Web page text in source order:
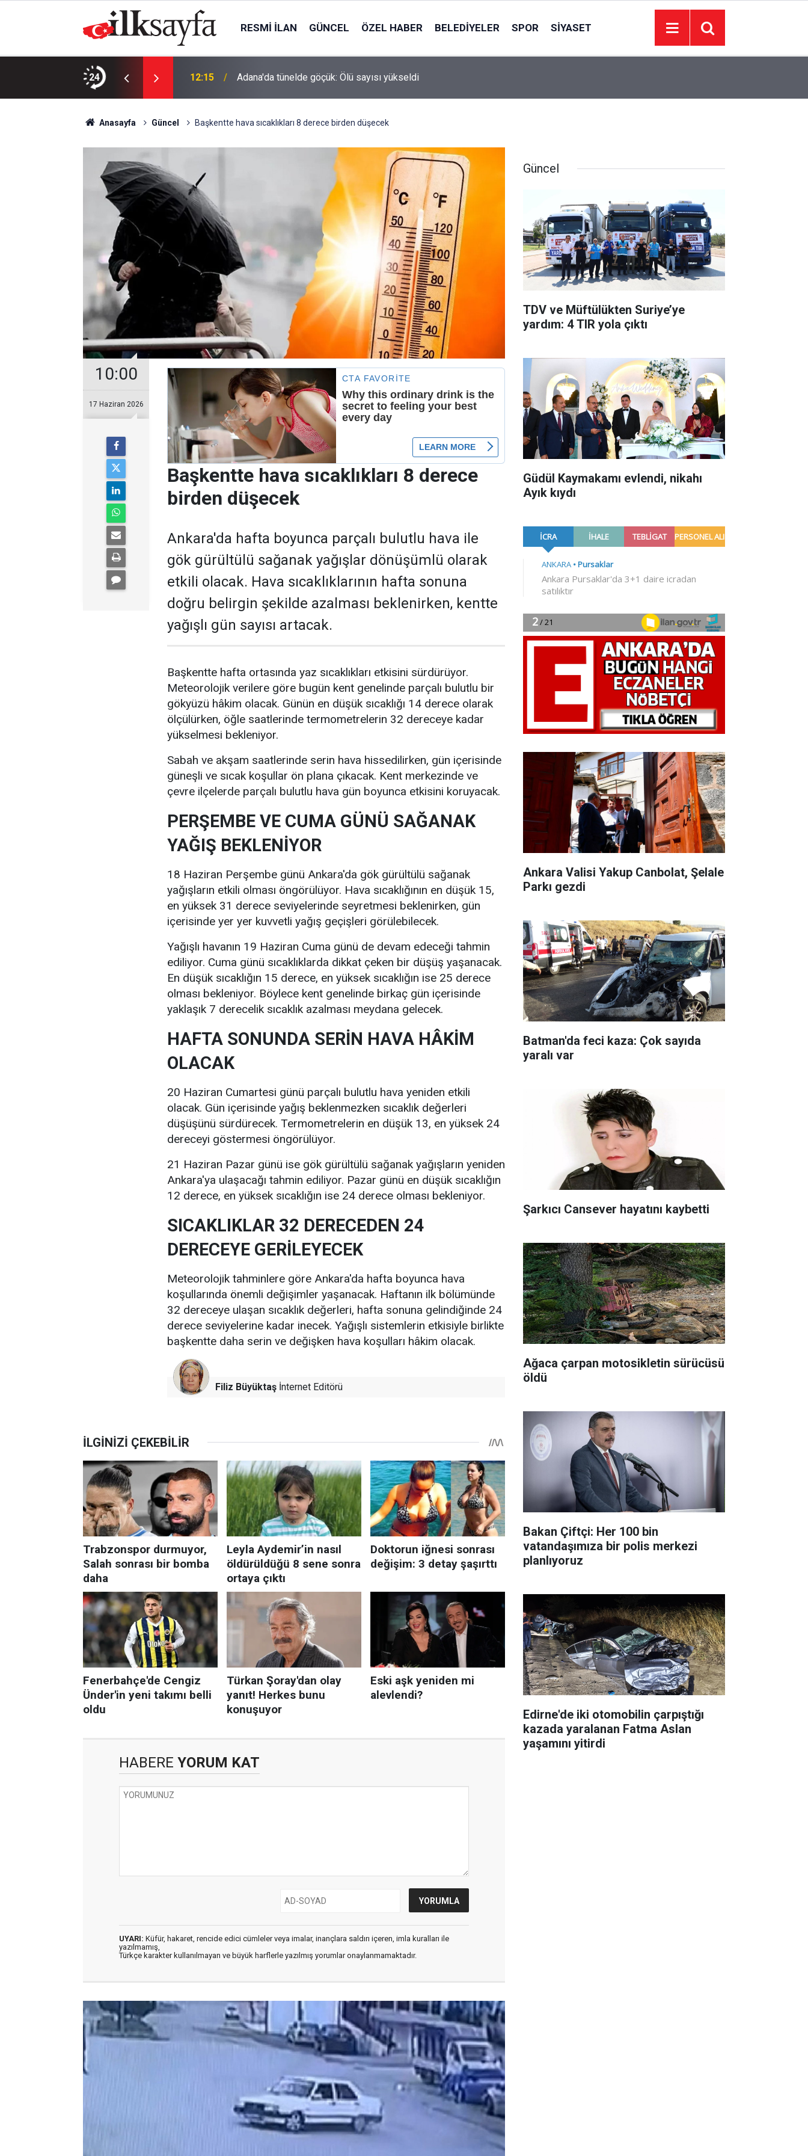
RESMI İLAN GÜNCEL ÖZEL HABER BELEDIYELER SPOR SIYASET
24 12:15 Adana'da tünelde göçük: Ölü sayısı yükseldi
Anasayfa Güncel Başkentte hava sıcaklıkları 8 derece birden düşecek
10:00
17 Haziran 2026
Başkentte hava sıcaklıkları 8 derece
birden düşecek
Ankara'da hafta boyunca parçalı bulutlu hava ile
gök gürültülü sağanak yağışlar dönüşümlü olarak
etkili olacak. Hava sıcaklıklarının hafta sonuna
doğru belirgin şekilde azalması beklenirken, kentte
yağışlı gün sayısı artacak.
Başkentte hafta ortasında yaz sıcaklıkları etkisini sürdürüyor.
Meteorolojik verilere göre bugün kent genelinde parçalı bulutlu bir
gökyüzü hâkim olacak. Günün en düşük sıcaklığı 14 derece olarak
ölçülürken, öğle saatlerinde termometrelerin 32 dereceye kadar
yükselmesi bekleniyor.
Sabah ve akşam saatlerinde serin hava hissedilirken, gün içerisinde
güneşli ve sıcak koşullar ön plana çıkacak. Kent merkezinde ve
çevre ilçelerde parçalı bulutlu hava gün boyunca etkisini koruyacak.
PERŞEMBE VE CUMA GÜNÜ SAĞANAK
YAĞIŞ BEKLENİYOR
18 Haziran Perşembe günü Ankara'da gök gürültülü sağanak
yağışların etkili olması öngörülüyor. Hava sıcaklığının en düşük 15,
en yüksek 31 derece seviyelerinde seyretmesi beklenirken, gün
içerisinde yer yer kuvvetli yağış geçişleri görülebilecek.
Yağışlı havanın 19 Haziran Cuma günü de devam edeceği tahmin
ediliyor. Cuma günü sıcaklıklarda dikkat çeken bir düşüş yaşanacak.
En düşük sıcaklığın 15 derece, en yüksek sıcaklığın ise 25 derece
olması bekleniyor. Böylece kent genelinde birkaç gün içerisinde
yaklaşık 7 derecelik sıcaklık azalması meydana gelecek.
HAFTA SONUNDA SERİN HAVA HÂKİM
OLACAK
20 Haziran Cumartesi günü parçalı bulutlu hava yeniden etkili
olacak. Gün içerisinde yağış beklenmezken sıcaklık değerleri
düşüşünü sürdürecek. Termometrelerin en düşük 13, en yüksek 24
dereceyi göstermesi öngörülüyor.
21 Haziran Pazar günü ise gök gürültülü sağanak yağışların yeniden
Ankara'ya ulaşacağı tahmin ediliyor. Pazar günü en düşük sıcaklığın
12 derece, en yüksek sıcaklığın ise 24 derece olması bekleniyor.
SICAKLIKLAR 32 DERECEDEN 24
DERECEYE GERİLEYECEK
Meteorolojik tahminlere göre Ankara'da hafta boyunca hava
koşullarında önemli değişimler yaşanacak. Haftanın ilk bölümünde
32 dereceye ulaşan sıcaklık değerleri, hafta sonuna gelindiğinde 24
derece seviyelerine kadar inecek. Yağışlı sistemlerin etkisiyle birlikte
başkentte daha serin ve değişken hava koşulları hâkim olacak.
Filiz Büyüktaş İnternet Editörü
HABERE YORUM KAT
UYARI: Küfür, hakaret, rencide edici cümleler veya imalar, inançlara saldırı içeren, imla kuralları ile
yazılmamış,
Türkçe karakter kullanılmayan ve büyük harflerle yazılmış yorumlar onaylanmamaktadır.
Güncel
TDV ve Müftülükten Suriye’ye
yardım: 4 TIR yola çıktı
Güdül Kaymakamı evlendi, nikahı
Ayık kıydı
Ankara Valisi Yakup Canbolat, Şelale
Parkı gezdi
Batman'da feci kaza: Çok sayıda
yaralı var
Şarkıcı Cansever hayatını kaybetti
Ağaca çarpan motosikletin sürücüsü
öldü
Bakan Çiftçi: Her 100 bin
vatandaşımıza bir polis merkezi
planlıyoruz
Edirne'de iki otomobilin çarpıştığı
kazada yaralanan Fatma Aslan
yaşamını yitirdi